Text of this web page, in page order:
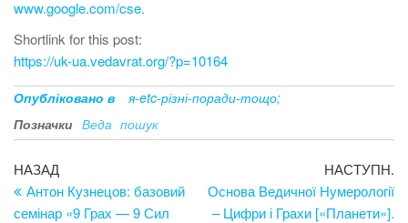
www.google.com/cse.
Shortlink for this post:
https://uk-ua.vedavrat.org/?p=10164
Опубліковано в
я-etc-різні-поради-тощо;
Позначки Веда пошук
Навігація
записів
Попередній
запис
НАЗАД
Антон Кузнецов: базовий
семінар «9 Грах — 9 Сил
НАСТУПН.
Основа Ведичної Нумерології
– Цифри і Грахи [«Планети»].